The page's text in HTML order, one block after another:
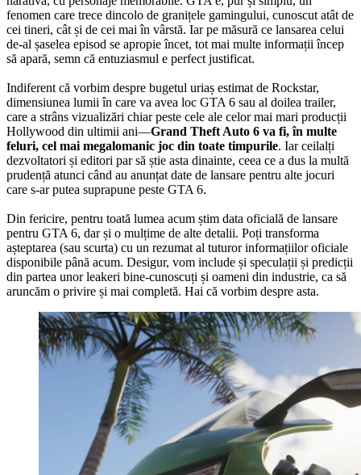
fenomen care trece dincolo de granițele gamingului, cunoscut atât de
cei tineri, cât și de cei mai în vârstă. Iar pe măsură ce lansarea celui
de-al șaselea episod se apropie încet, tot mai multe informații încep
să apară, semn că entuziasmul e perfect justificat.
Indiferent că vorbim despre bugetul uriaș estimat de Rockstar,
dimensiunea lumii în care va avea loc GTA 6 sau al doilea trailer,
care a strâns vizualizări chiar peste cele ale celor mai mari producții
Hollywood din ultimii ani—Grand Theft Auto 6 va fi, în multe
feluri, cel mai megalomanic joc din toate timpurile. Iar ceilalți
dezvoltatori și editori par să știe asta dinainte, ceea ce a dus la multă
prudență atunci când au anunțat date de lansare pentru alte jocuri
care s-ar putea suprapune peste GTA 6.
Din fericire, pentru toată lumea acum știm data oficială de lansare
pentru GTA 6, dar și o mulțime de alte detalii. Poți transforma
așteptarea (sau scurta) cu un rezumat al tuturor informațiilor oficiale
disponibile până acum. Desigur, vom include și speculații și predicții
din partea unor leakeri bine-cunoscuți și oameni din industrie, ca să
aruncăm o privire și mai completă. Hai că vorbim despre asta.